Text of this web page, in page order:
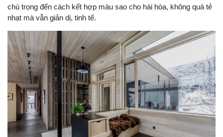
chú trọng đến cách kết hợp màu sao cho hài hòa, không quá tẻ
nhạt mà vẫn giản dị, tinh tế.